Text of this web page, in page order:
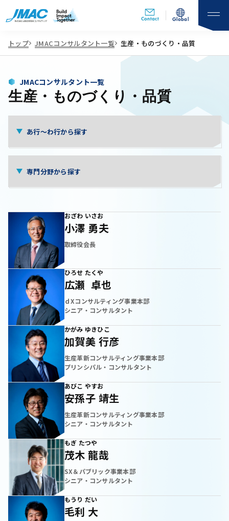
Contact Global
トップ JMACコンサルタント一覧 生産・ものづくり・品質
JMACコンサルタント一覧
生産・ものづくり・品質
小澤 勇夫
おざわ いさお
取締役会長
広瀬 卓也
ひろせ たくや
ｄXコンサルティング事業本部
シニア・コンサルタント
加賀美 行彦
かがみ ゆきひこ
生産革新コンサルティング事業本部
プリンシパル・コンサルタント
安孫子 靖生
あびこ やすお
生産革新コンサルティング事業本部
シニア・コンサルタント
茂木 龍哉
もぎ たつや
SX＆パブリック事業本部
シニア・コンサルタント
毛利 大
もうり だい